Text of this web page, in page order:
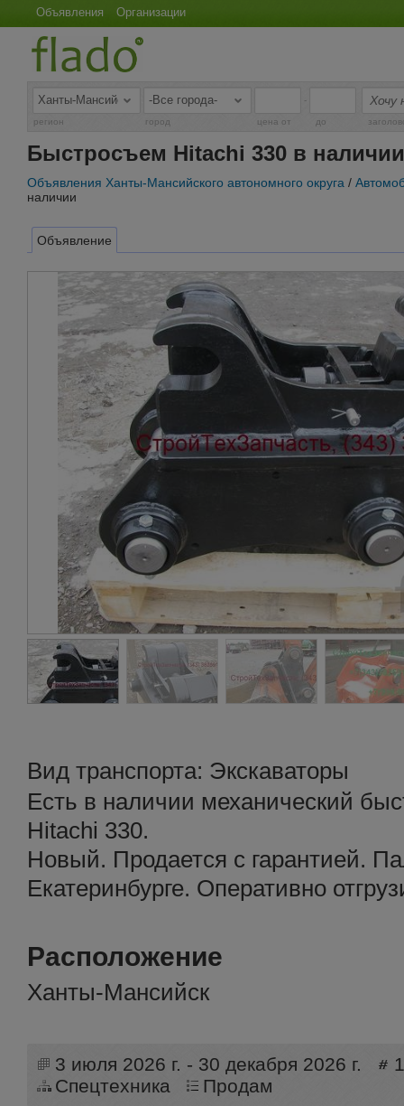
Объявления Организации
-
регион город цена от до
Быстросъем Hitachi 330 в наличии
Объявления Ханты-Мансийского автономного округа /
наличии
Объявление
Вид транспорта: Экскаваторы
Есть в наличии механический
Hitachi 330.
Новый. Продается с гарантией.
Екатеринбурге. Оперативно
Расположение
Ханты-Мансийск
3 июля 2026 г. - 30 декабря 2026 г.
Спецтехника
Продам